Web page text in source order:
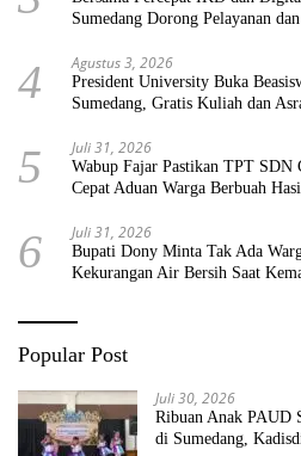
Sumedang Dorong Pelayanan
4 Agustus 3, 2026
President University Buka
Sumedang, Gratis Kuliah dan
5 Juli 31, 2026
Wabup Fajar Pastikan TPT SDN
Cepat Aduan Warga Berbuah
6 Juli 31, 2026
Bupati Dony Minta Tak Ada
Kekurangan Air Bersih Saat
Popular Post
Juli 30, 2026
Ribuan Anak PAUD
di Sumedang,